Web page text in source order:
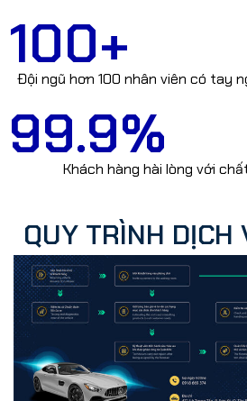
Đội ngũ hơn 100 nhân viên có tay
100+
Khách hàng hài lòng với
99.9%
QUY TRÌNH DỊCH